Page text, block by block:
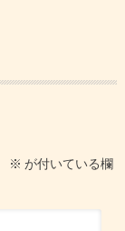
※ が付いている欄